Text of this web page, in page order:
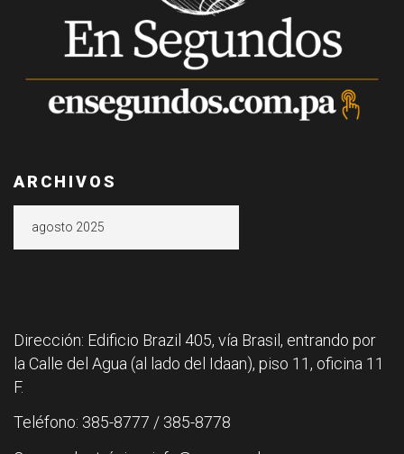
ARCHIVOS
Dirección: Edificio Brazil 405, vía Brasil, entrando por
la Calle del Agua (al lado del Idaan), piso 11, oficina 11
F.
Teléfono: 385-8777 / 385-8778